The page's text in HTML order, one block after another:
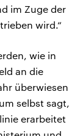
im Zuge der
wird.“
wie in
an die
überwiesen
selbst sagt,
erarbeitet